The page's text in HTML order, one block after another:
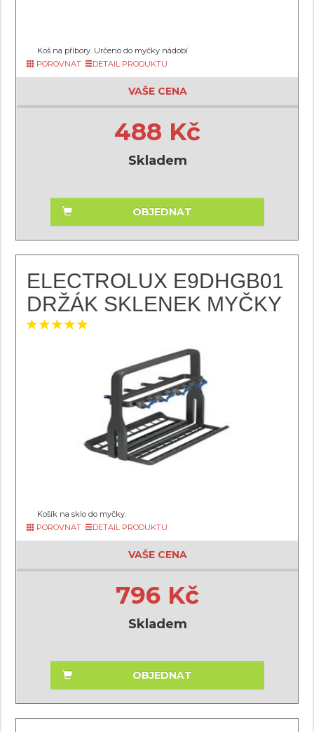
Koš na příbory. Určeno do myčky nádobí
POROVNAT
DETAIL PRODUKTU
VAŠE CENA
488 Kč
Skladem
OBJEDNAT
ELECTROLUX E9DHGB01
DRŽÁK SKLENEK MYČKY
Košík na sklo do myčky.
POROVNAT
DETAIL PRODUKTU
VAŠE CENA
796 Kč
Skladem
OBJEDNAT